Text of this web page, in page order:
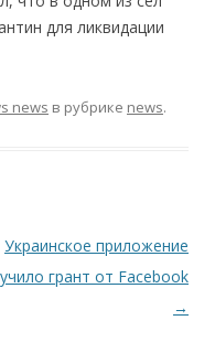
для ликвидации
news в рубрике news.
Украинское приложение
грант от Facebook
→